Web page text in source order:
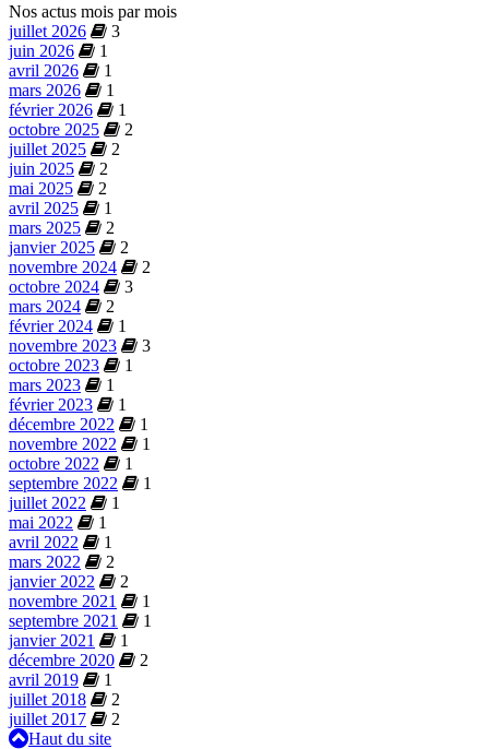
Nos actus mois par mois
juillet 2026
3
juin 2026
1
avril 2026
1
mars 2026
1
février 2026
1
octobre 2025
2
juillet 2025
2
juin 2025
2
mai 2025
2
avril 2025
1
mars 2025
2
janvier 2025
2
novembre 2024
2
octobre 2024
3
mars 2024
2
février 2024
1
novembre 2023
3
octobre 2023
1
mars 2023
1
février 2023
1
décembre 2022
1
novembre 2022
1
octobre 2022
1
septembre 2022
1
juillet 2022
1
mai 2022
1
avril 2022
1
mars 2022
2
janvier 2022
2
novembre 2021
1
septembre 2021
1
janvier 2021
1
décembre 2020
2
avril 2019
1
juillet 2018
2
juillet 2017
2
Haut du site